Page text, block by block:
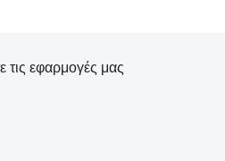
τις εφαρμογές μας